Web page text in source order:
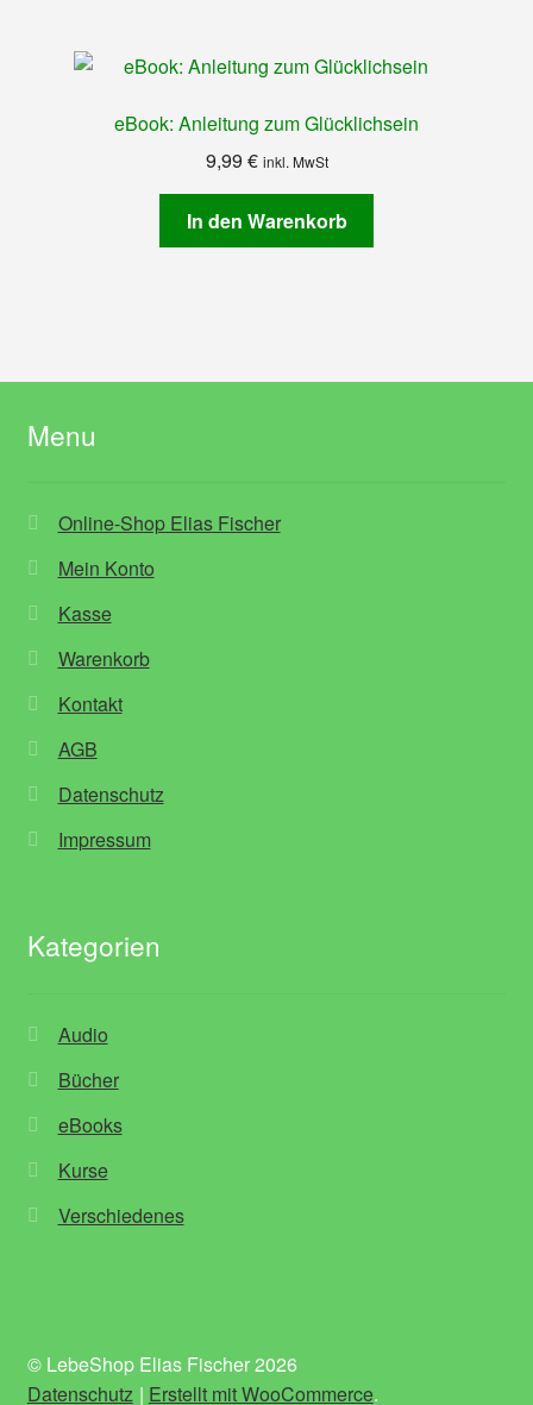
eBook: Anleitung zum Glücklichsein
9,99 € inkl. MwSt
In den Warenkorb
Menu
Online-Shop Elias Fischer
Mein Konto
Kasse
Warenkorb
Kontakt
AGB
Datenschutz
Impressum
Kategorien
Audio
Bücher
eBooks
Kurse
Verschiedenes
© LebeShop Elias Fischer 2026
Datenschutz
Erstellt mit WooCommerce.